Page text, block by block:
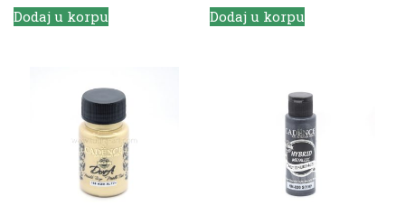
Dodaj u korpu Dodaj u korpu